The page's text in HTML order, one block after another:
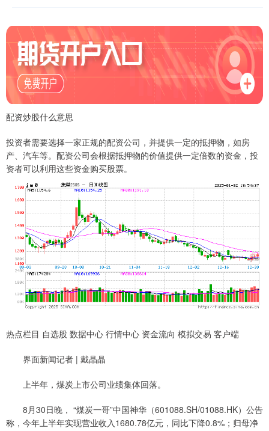
配资炒股什么意思
投资者需要选择一家正规的配资公司，并提供一定的抵押物，如房
产、汽车等。配资公司会根据抵押物的价值提供一定倍数的资金，投
资者可以利用这些资金购买股票。
热点栏目 自选股 数据中心 行情中心 资金流向 模拟交易 客户端
界面新闻记者 | 戴晶晶
上半年，煤炭上市公司业绩集体回落。
8月30日晚， “煤炭一哥”中国神华（601088.SH/01088.HK）公告
称，今年上半年实现营业收入1680.78亿元，同比下降0.8%；归母净